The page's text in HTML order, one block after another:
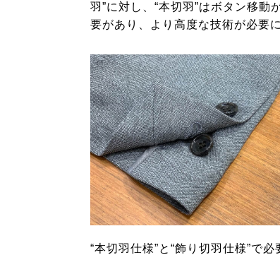
羽”に対し、“本切羽”はボタン移
要があり、より高度な技術が必要
“本切羽仕様”と“飾り切羽仕様”で必